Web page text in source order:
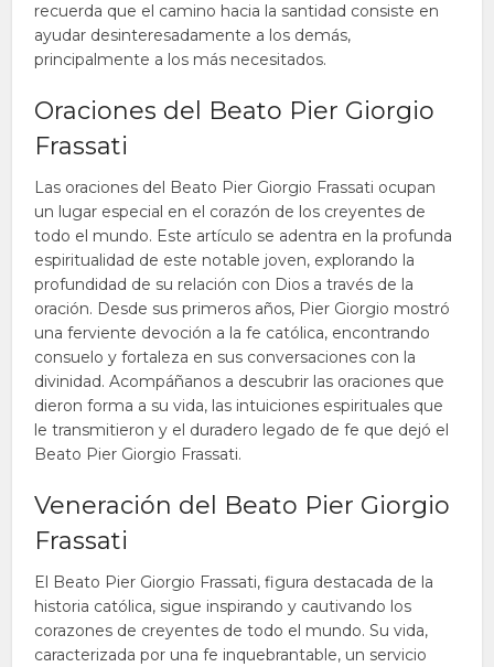
recuerda que el camino hacia la santidad consiste en
ayudar desinteresadamente a los demás,
principalmente a los más necesitados.
Oraciones del Beato Pier Giorgio
Frassati
Las oraciones del Beato Pier Giorgio Frassati ocupan
un lugar especial en el corazón de los creyentes de
todo el mundo. Este artículo se adentra en la profunda
espiritualidad de este notable joven, explorando la
profundidad de su relación con Dios a través de la
oración. Desde sus primeros años, Pier Giorgio mostró
una ferviente devoción a la fe católica, encontrando
consuelo y fortaleza en sus conversaciones con la
divinidad. Acompáñanos a descubrir las oraciones que
dieron forma a su vida, las intuiciones espirituales que
le transmitieron y el duradero legado de fe que dejó el
Beato Pier Giorgio Frassati.
Veneración del Beato Pier Giorgio
Frassati
El Beato Pier Giorgio Frassati, figura destacada de la
historia católica, sigue inspirando y cautivando los
corazones de creyentes de todo el mundo. Su vida,
caracterizada por una fe inquebrantable, un servicio